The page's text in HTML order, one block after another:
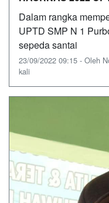
Dalam rangka
UPTD SMP N 1
sepeda santai
23/09/2022 09:15 - Oleh
kali